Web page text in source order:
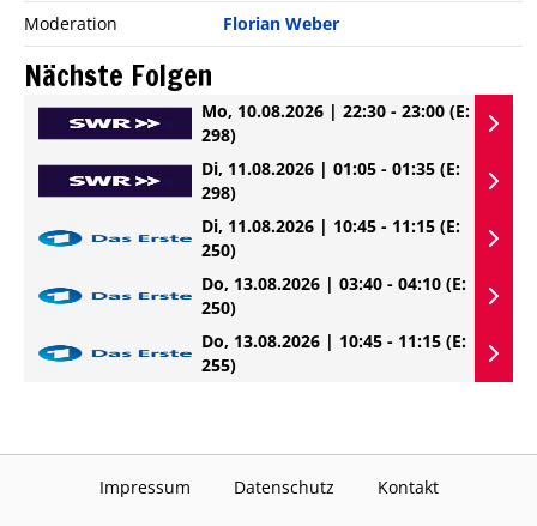
Moderation
Florian Weber
Nächste Folgen
Mo, 10.08.2026 | 22:30 - 23:00 (E:
298)
Di, 11.08.2026 | 01:05 - 01:35 (E:
298)
Di, 11.08.2026 | 10:45 - 11:15 (E:
250)
Do, 13.08.2026 | 03:40 - 04:10 (E:
250)
Do, 13.08.2026 | 10:45 - 11:15 (E:
255)
Impressum Datenschutz Kontakt